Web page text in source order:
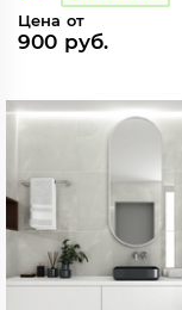
Цена от
900 руб.